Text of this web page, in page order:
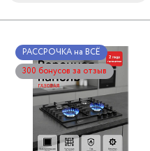
РАССРОЧКА на ВСЁ
300 бонусов за отзыв